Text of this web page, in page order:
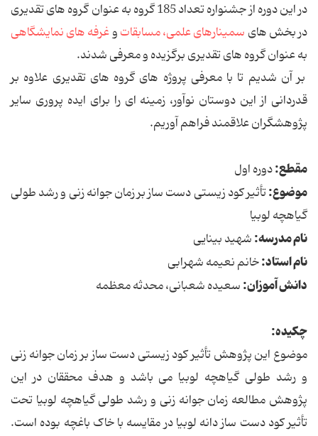
در این دوره از جشنواره تعداد 185 گروه به عنوان گروه های تقدیری
در بخش های سمینارهای علمی،مسابقاتوغرفه های نمایشگاهی
به عنوان گروه های تقدیری برگزیده و معرفی شدند.
بر آن شدیم تا با معرفی پروژه های گروه های تقدیری علاوه بر
قدردانی از این دوستان نوآور، زمینه ای را برای ایده پروری سایر
پژوهشگران علاقمند فراهم آوریم.
مقطع:دوره اول
موضوع:تأثیر کود زیستی دست ساز بر زمان جوانه زنی و رشد طولی
گیاهچه لوبیا
نام مدرسه:شهید بینایی
نام استاد:خانم نعیمه شهرابی
دانش آموزان:سعیده شعبانی، محدثه معظمه
چکیده:
موضوع این پژوهش تأثیر کود زیستی دست ساز بر زمان جوانه زنی
و رشد طولی گیاهچه لوبیا می باشد و هدف محققان در این
پژوهش مطالعه زمان جوانه زنی و رشد طولی گیاهچه لوبیا تحت
تأثیر کود دست ساز دانه لوبیا در مقایسه با خاک باغچه بوده است.